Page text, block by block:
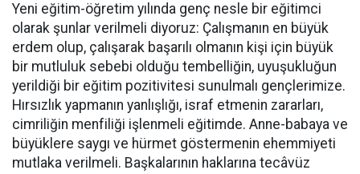
Yeni eğitim-öğretim yılında genç nesle bir eğitimci
olarak şunlar verilmeli diyoruz: Çalışmanın en büyük
erdem olup, çalışarak başarılı olmanın kişi için büyük
bir mutluluk sebebi olduğu tembelliğin, uyuşukluğun
yerildiği bir eğitim pozitivitesi sunulmalı gençlerimize.
Hırsızlık yapmanın yanlışlığı, israf etmenin zararları,
cimriliğin menfiliği işlenmeli eğitimde. Anne-babaya ve
büyüklere saygı ve hürmet göstermenin ehemmiyeti
mutlaka verilmeli. Başkalarının haklarına tecâvüz